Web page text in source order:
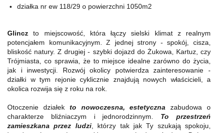
działka nr ew 118/29 o powierzchni 1050m2
Glincz to miejscowość, która łączy sielski klimat z realnym
potencjałem komunikacyjnym. Z jednej strony - spokój, cisza,
bliskość natury. Z drugiej - szybki dojazd do Żukowa, Kartuz, czy
Trójmiasta, co sprawia, że to miejsce idealne zarówno do życia,
jak i inwestycji. Rozwój okolicy potwierdza zainteresowanie -
działki w tym rejonie cyklicznie znajdują nowych właścicieli, a
okolica rozwija się z roku na rok.
Otoczenie działek to nowoczesna, estetyczna
zabudowa o
charakterze bliźniaczym i jednorodzinnym. To przestrzeń
zamieszkana przez ludzi, którzy tak jak Ty szukają spokoju,